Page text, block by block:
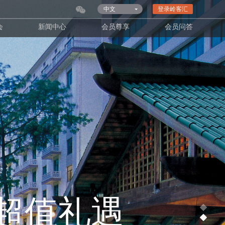
登录岭客汇
中文
新闻中心 会员尊享 会员问答
值礼遇